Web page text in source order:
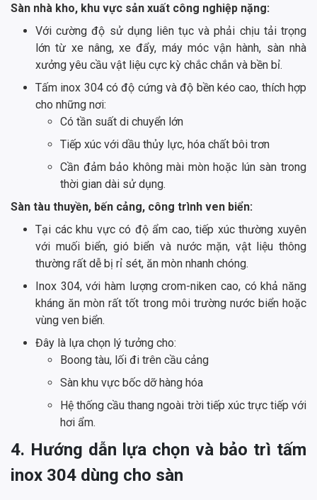
Sàn nhà kho, khu vực sản xuất công nghiệp nặng:
Với cường độ sử dụng liên tục và phải chịu tải trọng
lớn từ xe nâng, xe đẩy, máy móc vận hành, sàn nhà
xưởng yêu cầu vật liệu cực kỳ chắc chắn và bền bỉ.
Tấm inox 304 có độ cứng và độ bền kéo cao, thích hợp
cho những nơi:
Có tần suất di chuyển lớn
Tiếp xúc với dầu thủy lực, hóa chất bôi trơn
Cần đảm bảo không mài mòn hoặc lún sàn trong
thời gian dài sử dụng.
Sàn tàu thuyền, bến cảng, công trình ven biển:
Tại các khu vực có độ ẩm cao, tiếp xúc thường xuyên
với muối biển, gió biển và nước mặn, vật liệu thông
thường rất dễ bị rỉ sét, ăn mòn nhanh chóng.
Inox 304, với hàm lượng crom-niken cao, có khả năng
kháng ăn mòn rất tốt trong môi trường nước biển hoặc
vùng ven biển.
Đây là lựa chọn lý tưởng cho:
Boong tàu, lối đi trên cầu cảng
Sàn khu vực bốc dỡ hàng hóa
Hệ thống cầu thang ngoài trời tiếp xúc trực tiếp với
hơi ẩm.
4. Hướng dẫn lựa chọn và bảo trì tấm
inox 304 dùng cho sàn